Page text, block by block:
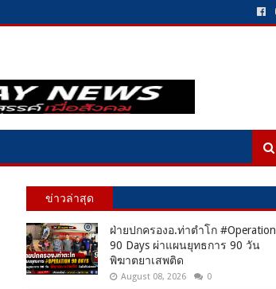
ข่าวล่าสุด
ฝ่ายปกครองอ.ท่าตำโก #Operation
90 Days ผ่าแผนยุทธการ 90 วัน
พิฆาตยาเสพติด
August 08, 2026 0